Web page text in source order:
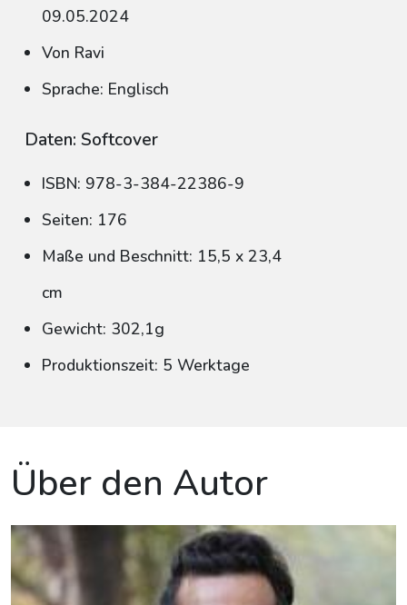
09.05.2024
Von Ravi
Sprache: Englisch
Daten: Softcover
ISBN: 978-3-384-22386-9
Seiten: 176
Maße und Beschnitt: 15,5 x 23,4
cm
Gewicht: 302,1g
Produktionszeit: 5 Werktage
Über den Autor